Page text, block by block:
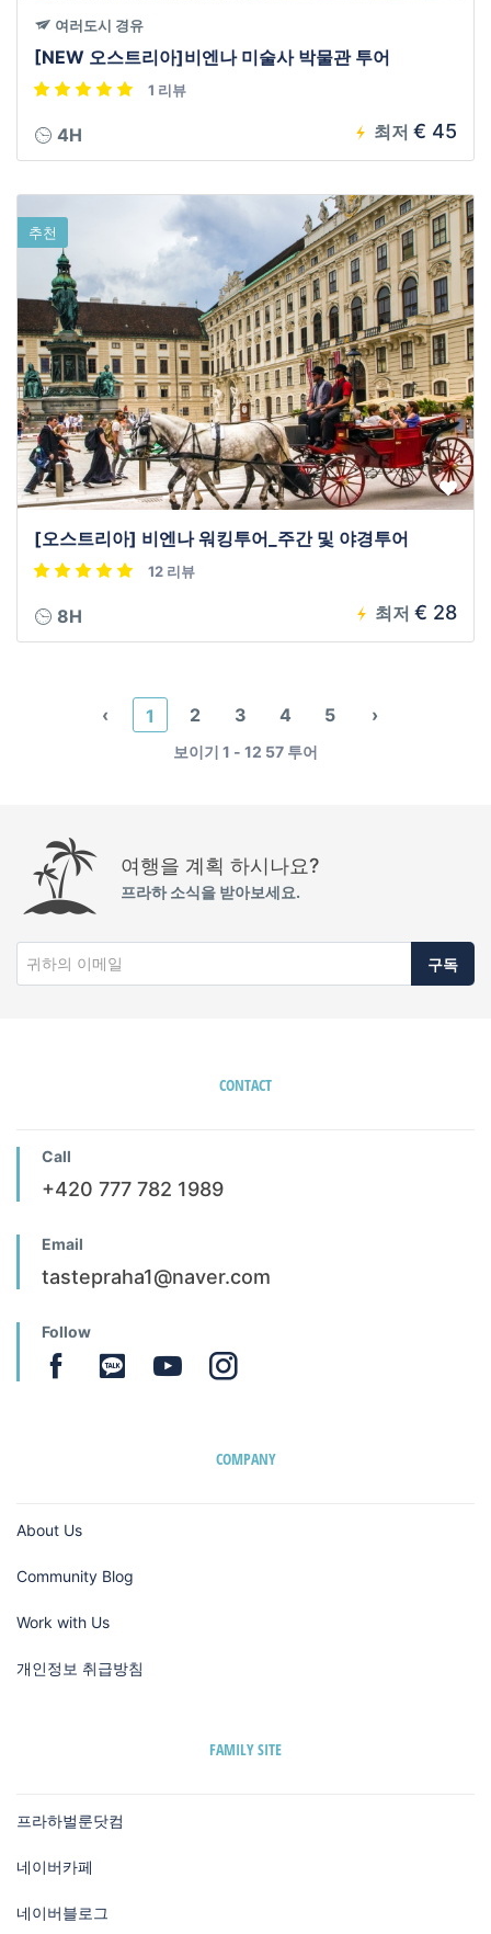
여러도시 경유
[NEW 오스트리아]비엔나 미술사 박물관 투어
1 리뷰
4H 최저 € 45
추천
[오스트리아] 비엔나 워킹투어_주간 및 야경투어
12 리뷰
8H 최저 € 28
‹ 1 2 3 4 5 ›
보이기 1 - 12 57 투어
여행을 계획 하시나요?
프라하 소식을 받아보세요.
구독
CONTACT
Call
+420 777 782 1989
Email
tastepraha1@naver.com
Follow
COMPANY
About Us
Community Blog
Work with Us
개인정보 취급방침
FAMILY SITE
프라하벌룬닷컴
네이버카페
네이버블로그